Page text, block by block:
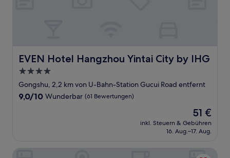
EVEN Hotel Hangzhou Yintai City by IHG
EVEN Hotel Hangzhou Yintai City by IHG
4.0-
Sterne-
Unterkunft
Gongshu, 2,2 km von U-Bahn-Station Gucui Road entfernt
9.0
9,0/10 Wunderbar (61 Bewertungen)
Der
Preis
beträgt
51 €
inkl. Steuern & Gebühren
16. Aug.–17. Aug.